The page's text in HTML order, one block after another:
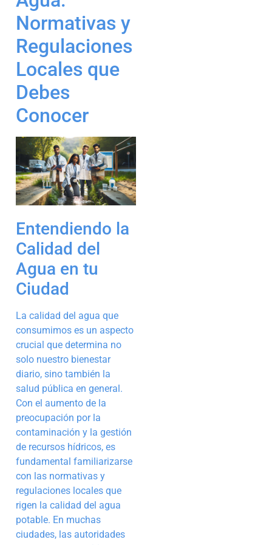
Normativas y
Regulaciones
Locales que
Debes
Conocer
Entendiendo la
Calidad del
Agua en tu
Ciudad
La calidad del agua que
consumimos es un aspecto
crucial que determina no
solo nuestro bienestar
diario, sino también la
salud pública en general.
Con el aumento de la
preocupación por la
contaminación y la gestión
de recursos hídricos, es
fundamental familiarizarse
con las normativas y
regulaciones locales que
rigen la calidad del agua
potable. En muchas
ciudades, las autoridades